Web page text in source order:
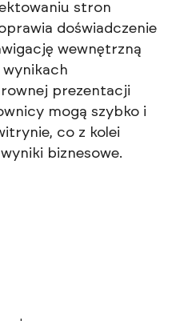
stron
doświadczenie
wewnętrzną
prezentacji
mogą szybko i
co z kolei
biznesowe.